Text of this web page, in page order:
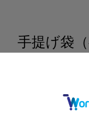
手提げ袋
S・M・Lの3つサ
にお任せ